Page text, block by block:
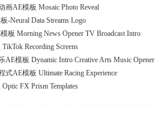
AE模板 Mosaic Photo Reveal
-Neural Data Streams Logo
板 Morning News Opener TV Broadcast Intro
Recording Screens
模板 Dynamic Intro Creative Arts Music Opener
AE模板 Ultimate Racing Experience
FX Prism Templates